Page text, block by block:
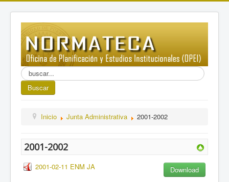
Buscar...
Buscar
Inicio Junta Administrativa 2001-2002
2001-2002
2001-02-11 ENM JA Download